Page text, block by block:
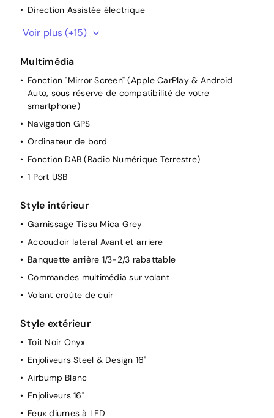
Direction Assistée électrique
Rétroviseurs extérieurs rabattables électriquement
Appui-tête AV réglable
Siège conducteur avec réglage manuel en hauteur
Siège passager à réglage mécanique
Condamnation centralisée avec PLIP
Siège conducteur réglable en hauteur
Retroviseur interieur jour-nuit
Lève vitres AV électriques et séquentiels
Rétroviseurs extérieurs réglables électriquement
Voir plus (+15)
Multimédia
Fonction "Mirror Screen" (Apple CarPlay & Android
Auto, sous réserve de compatibilité de votre
smartphone)
Navigation GPS
Ordinateur de bord
Fonction DAB (Radio Numérique Terrestre)
1 Port USB
Style intérieur
Garnissage Tissu Mica Grey
Accoudoir lateral Avant et arriere
Banquette arrière 1/3-2/3 rabattable
Commandes multimédia sur volant
Volant croûte de cuir
Style extérieur
Toit Noir Onyx
Enjoliveurs Steel & Design 16"
Airbump Blanc
Enjoliveurs 16"
Feux diurnes à LED